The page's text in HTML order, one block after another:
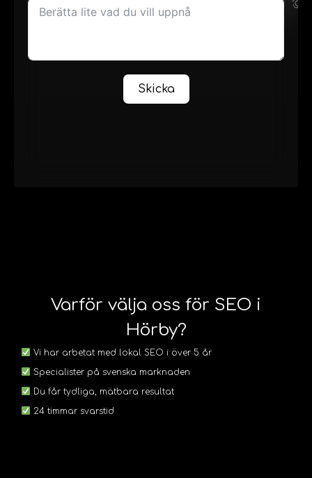
Skicka
Varför välja oss för SEO i
Hörby?
Vi har arbetat med lokal SEO i över 5 år
Specialister på svenska marknaden
Du får tydliga, mätbara resultat
24 timmar svarstid